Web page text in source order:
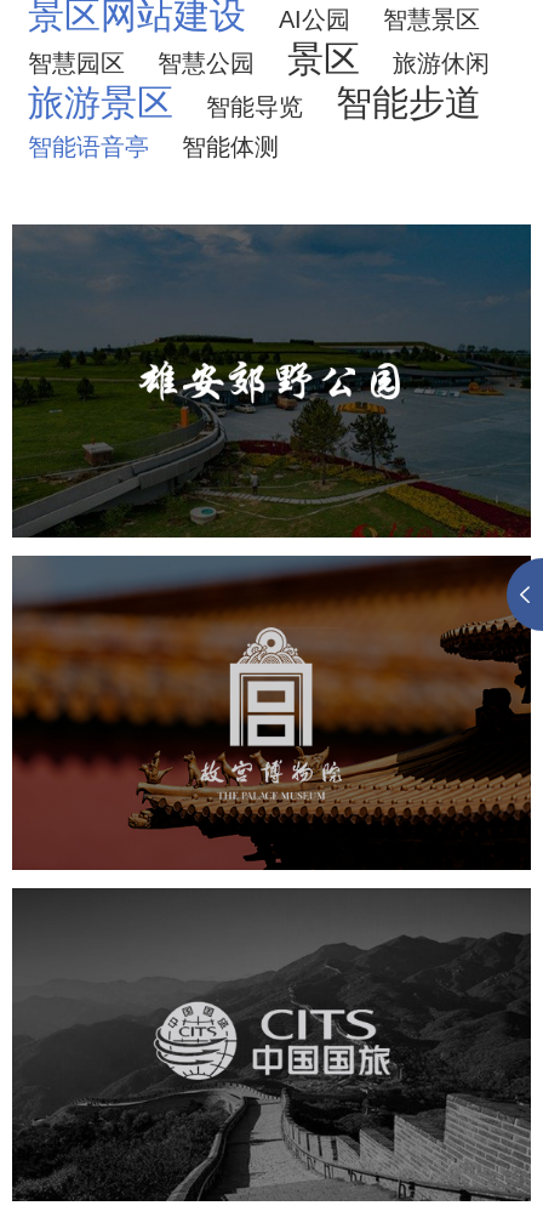
景区网站建设 AI公园
智慧景区
智慧园区
智慧公园 景区 旅游休闲
旅游景区 智能导览 智能步道
智能语音亭 智能体测
旅游休闲 公园 AI人工智能 智慧公园
智能照明系统
智能垃圾桶
故宫博物院
文化艺术 博物馆 智慧博物馆
博物馆网站建设
景区网站建设
文创商城 万能专题 网站代运营
中国国旅
旅游休闲 电商网站 网站建设